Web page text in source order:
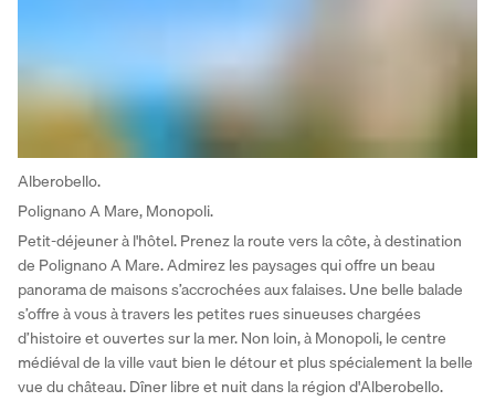
Alberobello.
Polignano A Mare, Monopoli.
Petit-déjeuner à l'hôtel. Prenez la route vers la côte, à destination
de Polignano A Mare. Admirez les paysages qui offre un beau
panorama de maisons s’accrochées aux falaises. Une belle balade
s’offre à vous à travers les petites rues sinueuses chargées
d’histoire et ouvertes sur la mer. Non loin, à Monopoli, le centre
médiéval de la ville vaut bien le détour et plus spécialement la belle
vue du château. Dîner libre et nuit dans la région d'Alberobello.